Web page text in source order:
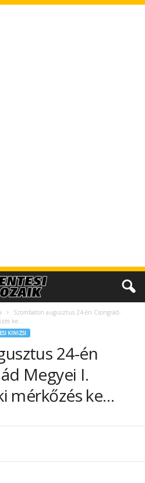
Szombaton augusztus 24-én Csongrád-
ke…
KINIZSI
24-én
Megyei I.
mérkőzés ke…